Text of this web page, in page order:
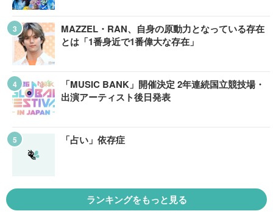
MAZZEL・RAN、自身の原動力となっている存在
とは「1番身近で1番偉大な存在」
「MUSIC BANK」開催決定 2年連続国立競技場・
出演アーティスト後日発表
「占い」依存症
ランキングをもっと見る